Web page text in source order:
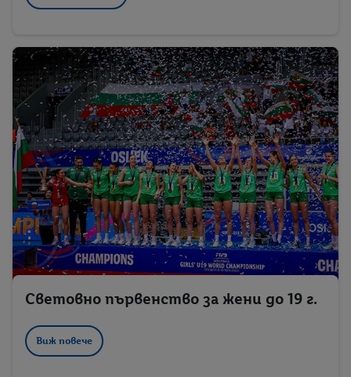
Световно първенство за жени до 19 г.
Виж повече